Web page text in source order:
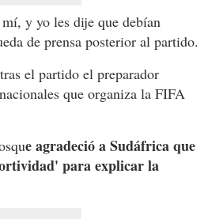
y yo les dije que debían
de prensa posterior al partido.
el partido el preparador
que organiza la FIFA
e agradeció a Sudáfrica que
para explicar la